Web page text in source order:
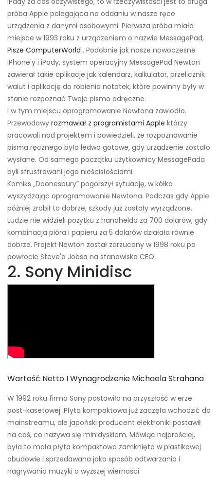
próba Apple polegająca na oddaniu w nasze ręce
urządzenia z danymi osobowymi. Pierwsza próba miała
miejsce w 1993 roku z urządzeniem o nazwie MessagePad,
Pisze ComputerWorld . Podobnie jak nasze nowoczesne
iPhone'y i iPady, system operacyjny MessagePad Newton
zawierał takie aplikacje jak kalendarz, kalkulator, przelicznik
walut i aplikację do robienia notatek, które powinny były w
stanie rozpoznać Twoje pismo odręczne.
I w tym miejscu oprogramowanie Newtona zawiodło.
Przewodowy rozmawiał z programistami Apple którzy
pracowali nad projektem i powiedzieli, że rozpoznawanie
pisma ręcznego było ledwo gotowe, gdy urządzenie zostało
wysłane. Od samego początku użytkownicy MessagePada
byli sfrustrowani jego nieścisłościami.
Komiks „Doonesbury” pogorszył sytuację, w kółko
wyszydzając oprogramowanie Newtona. Podczas gdy Apple
później zrobił to dobrze, szkody już zostały wyrządzone.
Ludzie nie widzieli pożytku z handhelda za 700 dolarów, gdy
kombinacja pióra i papieru za 5 dolarów działała równie
dobrze. Projekt Newton został zarzucony w 1998 roku po
powrocie Steve'a Jobsa na stanowisko CEO.
2. Sony Minidisc
Wartość Netto I Wynagrodzenie Michaela Strahana
W 1992 roku firma Sony postawiła na przyszłość w erze
post-kasetowej. Płyta kompaktowa już zaczęła wchodzić do
mainstreamu, ale japoński producent elektroniki postawił
na coś, co nazywa się minidyskiem. Mówiąc najprościej,
była to mała płyta kompaktowa zamknięta w plastikowej
obudowie i sprzedawana jako sposób odtwarzania i
nagrywania muzyki o wyższej wierności.